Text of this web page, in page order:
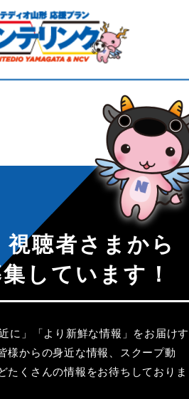
しています！
に」「より新鮮な情報」をお届けす
様からの身近な情報、スクープ動
たくさんの情報をお待ちしておりま